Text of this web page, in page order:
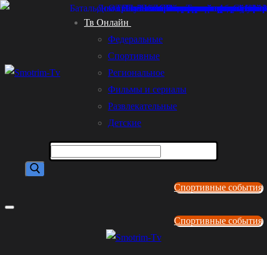
Перейти
Меню
Закрыть
Тв Онлайн
Федеральные
Спортивные
Региональное
Фильмы и сериалы
Развлекательные
Детские
Спортивные события
Спортивные события